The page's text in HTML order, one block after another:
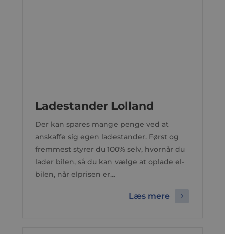
Ladestander Lolland
Der kan spares mange penge ved at
anskaffe sig egen ladestander. Først og
fremmest styrer du 100% selv, hvornår du
lader bilen, så du kan vælge at oplade el-
bilen, når elprisen er...
Læs mere